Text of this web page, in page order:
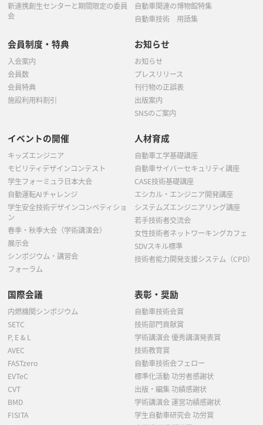
新連携創生センターと期間限定の委員
会
自動車関連の博物館特集
自動車技術 用語集
会員制度・特典
入会案内
会員数
会員特典
施設利用料割引
お知らせ
お知らせ
プレスリリース
刊行物の正誤表
出版案内
SNSのご案内
イベントの開催
キッズエンジニア
モビリティデザインコンテスト
学生フォーミュラ日本大会
自動運転AIチャレンジ
学生安全技術デザインコンペティショ
ン
春季・秋季大会（学術講演会）
展示会
シンポジウム・講習会
フォーラム
人材育成
自動車工学基礎講座
自動車サイバーセキュリティ講座
CASE技術基礎講座
エシカル・エンジニア開発講座
システムズエンジニアリング講座
若手技術者交流会
女性技術者ネットワーキングカフェ
SDVスキル標準
技術者能力開発支援システム（CPD）
国際会議
内燃機関シンポジウム
SETC
P, E & L
AVEC
FASTzero
EVTeC
CVT
BMD
FISITA
表彰・奨励
自動車技術会賞
技術部門貢献賞
学術講演会 優秀講演発表賞
技術教育賞
自動車技術会フェロー
標準化活動 功労者感謝状
出版・編集 功績感謝状
学術講演会 運営功績感謝状
学生自動車研究会 功労賞